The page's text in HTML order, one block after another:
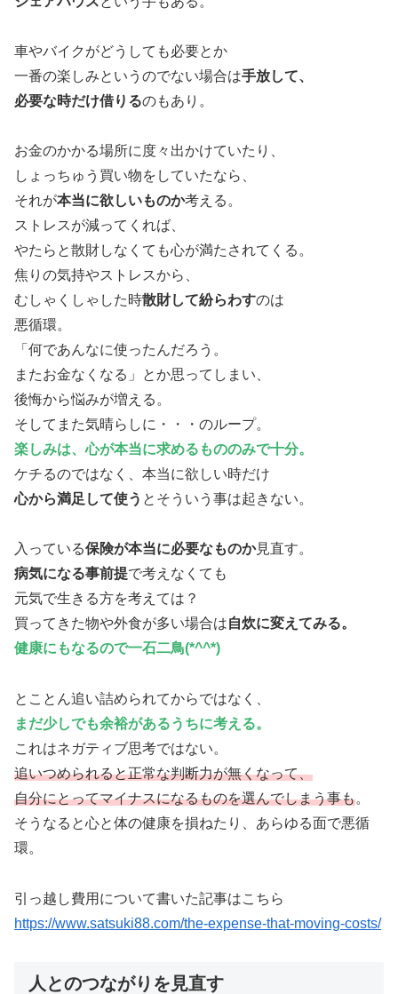
車やバイクがどうしても必要とか
一番の楽しみというのでない場合は手放して、
必要な時だけ借りるのもあり。
お金のかかる場所に度々出かけていたり、
しょっちゅう買い物をしていたなら、
それが本当に欲しいものか考える。
ストレスが減ってくれば、
やたらと散財しなくても心が満たされてくる。
焦りの気持やストレスから、
むしゃくしゃした時散財して紛らわすのは
悪循環。
「何であんなに使ったんだろう。
またお金なくなる」とか思ってしまい、
後悔から悩みが増える。
そしてまた気晴らしに・・・のループ。
楽しみは、心が本当に求めるもののみで十分。
ケチるのではなく、本当に欲しい時だけ
心から満足して使う とそういう事は起きない。
入っている保険が本当に必要なものか見直す。
病気になる事前提で考えなくても
元気で生きる方を考えては？
買ってきた物や外食が多い場合は自炊に変えてみる。
健康にもなるので一石二鳥(*^^*)
とことん追い詰められてからではなく、
まだ少しでも余裕があるうちに考える。
これはネガティブ思考ではない。
追いつめられると正常な判断力が無くなって、
自分にとってマイナスになるものを選んでしまう事も。
そうなると心と体の健康を損ねたり、あらゆる面で悪循
環。
引っ越し費用について書いた記事はこちら
https://www.satsuki88.com/the-expense-that-moving-costs/
人とのつながりを見直す